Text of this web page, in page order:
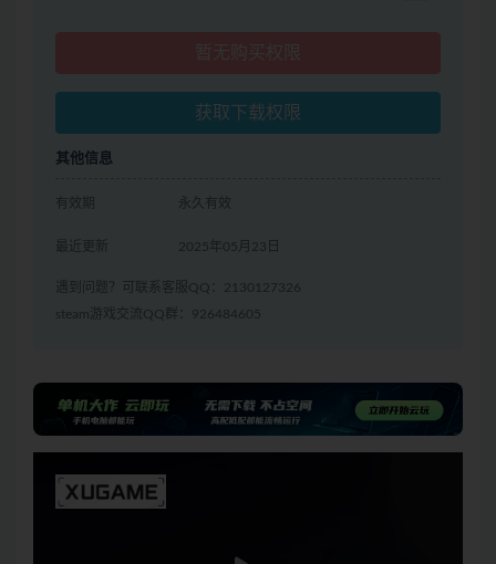
获取下载权限
其他信息
有效期 永久有效
最近更新 2025年05月23日
遇到问题？可联系客服QQ：2130127326
steam游戏交流QQ群：926484605